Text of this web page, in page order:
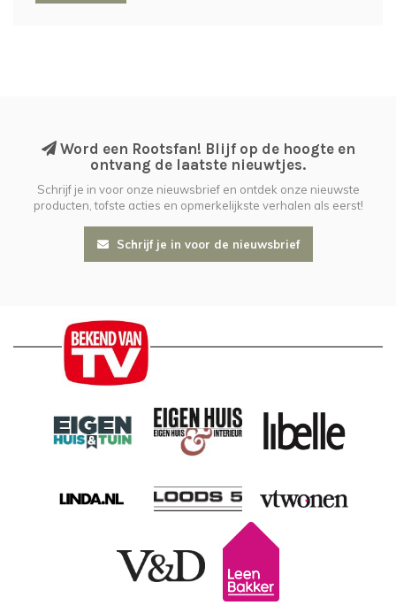
Word een Rootsfan! Blijf op de hoogte en
ontvang de laatste nieuwtjes.
Schrijf je in voor onze nieuwsbrief en ontdek onze nieuwste
producten, tofste acties en opmerkelijkste verhalen als eerst!
Schrijf je in voor de nieuwsbrief